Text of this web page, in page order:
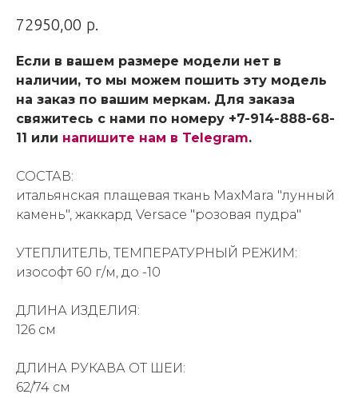
72950,00 р.
Если в вашем размере модели нет в
наличии, то мы можем пошить эту модель
на заказ по вашим меркам. Для заказа
свяжитесь с нами по номеру +7-914-888-68-
11 или напишите нам в Telegram.
СОСТАВ:
итальянская плащевая ткань MaxMara "лунный
камень", жаккард Versace "розовая пудра"
УТЕПЛИТЕЛЬ, ТЕМПЕРАТУРНЫЙ РЕЖИМ:
изософт 60 г/м, до -10
ДЛИНА ИЗДЕЛИЯ:
126 см
ДЛИНА РУКАВА ОТ ШЕИ:
62/74 см